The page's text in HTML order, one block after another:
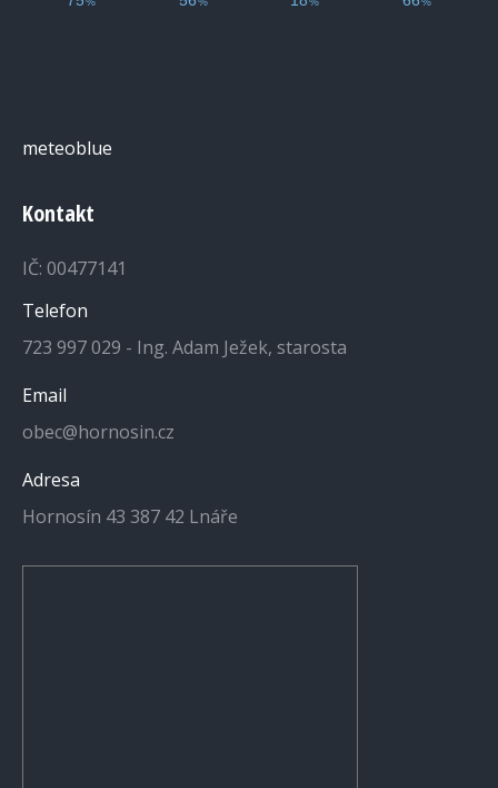
meteoblue
Kontakt
IČ: 00477141
Telefon
723 997 029 - Ing. Adam Ježek, starosta
Email
obec@hornosin.cz
Adresa
Hornosín 43 387 42 Lnáře